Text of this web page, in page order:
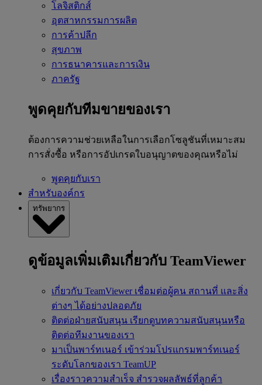
โลจิสติกส์
อุตสาหกรรมการผลิต
การค้าปลีก
สุขภาพ
การธนาคารและการเงิน
ภาครัฐ
พูดคุยกับทีมขายของเรา
ต้องการความช่วยเหลือในการเลือกโซลูชันที่เหมาะสม
การสั่งซื้อ หรือการอัปเกรดใบอนุญาตของคุณหรือไม่
พูดคุยกับเรา
สำหรับองค์กร
ทรัพยากร
ดูข้อมูลเพิ่มเติมเกี่ยวกับ TeamViewer
เกี่ยวกับ TeamViewer เชื่อมต่อผู้คน สถานที่ และสิ่ง
ต่างๆ ได้อย่างปลอดภัย
ติดต่อฝ่ายสนับสนุน เรียกดูบทความสนับสนุนหรือ
ติดต่อทีมงานของเรา
มาเป็นพาร์ทเนอร์ เข้าร่วมโปรแกรมพาร์ทเนอร์
ระดับโลกของเรา TeamUP
เรื่องราวความสำเร็จ สำรวจผลลัพธ์ที่ลูกค้า